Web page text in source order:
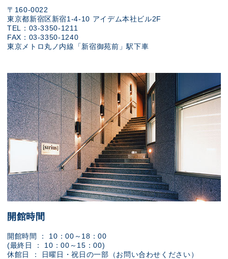
〒160-0022
東京都新宿区新宿1-4-10 アイデム本社ビル2F
TEL：03-3350-1211
FAX：03-3350-1240
東京メトロ丸ノ内線「新宿御苑前」駅下車
開館時間
開館時間 ： 10：00～18：00
(最終日 ： 10：00～15：00)
休館日 ： 日曜日・祝日の一部（お問い合わせください）